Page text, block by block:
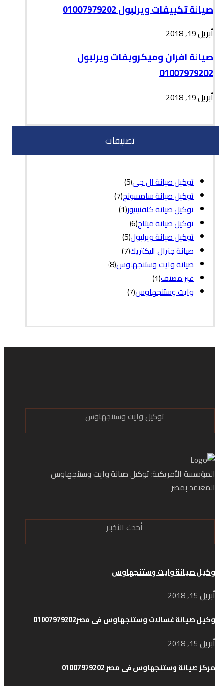
صيانة تكييفات ويرلبول 01007979202
أبريل 19, 2018
صيانة افران وميكرويفات ويرلبول
01007979202
أبريل 19, 2018
تصنيفات
توكيل صيانة ال جى(5)
توكيل صيانة سامسونج(7)
توكيل صيانة كلفنيتيور(1)
توكيل صيانة ميتاج(6)
توكيل صيانة ويرلبول(5)
صيانة جنرال اليكتريك(7)
صيانة وايت وستنجهاوس(8)
غير مصنف(1)
وايت وستنجهاوس(7)
توكيل وايت وستنجهاوس
المؤسسة الأمريكية: توكيل صيانة وايت وستنجهاوس
المعتمد بمصر
أحدث الأخبار
وكيل صيانة وايت وستنجهاوس
أبريل 15, 2018
وكيل صيانة غسالات وستنجهاوس فى مصر01007979202
أبريل 15, 2018
مركز صيانة وستنجهاوس فى مصر 01007979202